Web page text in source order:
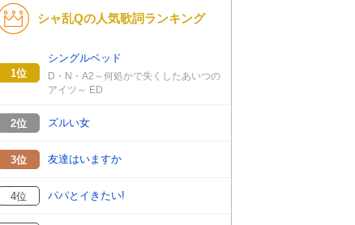
シャ乱Qの人気歌詞ランキング
1位
シングルベッド
D・N・A2～何処かで失くしたあいつの
アイツ～ ED
2位 ズルい女
3位 友達はいますか
4位 パパとイきたい!